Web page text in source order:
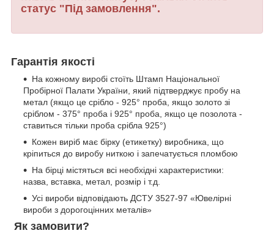
статус "Під замовлення".
Гарантія якості
На кожному виробі стоїть Штамп Національної
Пробірної Палати України, який підтверджує пробу на
метал (якщо це срібло - 925° проба, якщо золото зі
сріблом - 375° проба і 925° проба, якщо це позолота -
ставиться тільки проба срібла 925°)
Кожен виріб має бірку (етикетку) виробника, що
кріпиться до виробу ниткою і запечатується пломбою
На бірці містяться всі необхідні характеристики:
назва, вставка, метал, розмір і т.д.
Усі вироби відповідають ДСТУ 3527-97 «Ювелірні
вироби з дорогоцінних металів»
Як замовити?